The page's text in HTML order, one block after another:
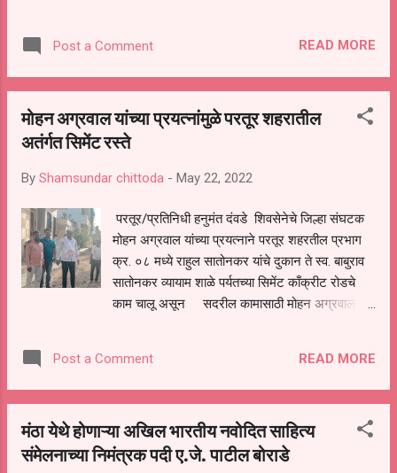
होळकर यांच्या पुतळ्यास पुष्पहार अर्पण करून अभिवादन
करण्यात आले तर राजे यशवंतराव होळकर प्रतिमापूजन
मल्हाराव होळकर यांच्या प्रतिमेचेपूज मा.श्री.बाबासाहेब
लंबाटे अण्णा यांच्या हस्ते करण्यात आले. यावेळी प्रकाश
होळकर जन्मोत्सव प्रत्येकाने आपापल्या गावात साजरा
जन्मोत्सव साजरा करुया असे सांगितले. यावेळी लिंबाजी
महानोर साहेब, प्रकाश बुधनर, अमर वाघमोडे ,सतीश
लंबाटे, सुधाकर वैद्य ,शीतल मतकर, कोळेकर मनोज, आदी
स...
Post a Comment READ MORE
मोहन अग्रवाल यांच्या प्रयत्नांमुळे परतूर शहरातील
अतंर्गत सिमेंट रस्ते
By Shamsundar chittoda - May 22, 2022
परतूर/प्रतिनिधी हनुमंत दंवडे शिवसेनेचे जिल्हा संघटक
मोहन अग्रवाल यांच्या प्रयत्नाने परतूर शहरतील प्रभाग
क्र. ०८ मध्ये राहुल सातोनकर यांचे दुकान ते स्व. बाबुराव
सातोनकर व्यायाम शाळे पर्यतच्या सिमेंट काँक्रीट रोडचे
काम चालू असून सदरील कामासाठी मोहन अग्रवाल
नगरसेवक मोहन अग्रवाल व शोभाताई लड्डा यांनी खूप
शर्यतीचे प्रयत्न करून निधी उपल्ब्ध केला आहे. अग्रवाल
होत आहेत. प्रत्येक्षात सिमेंट रस्त्याचे काम सुरु झाल्यावर
येथील नागरिकांनी अग्रवाल व सौ.लड्डा यांचे आभार
Post a Comment READ MORE
मंठा येथे होणाऱ्या अखिल भारतीय नवोदित साहित्य
संमेलनाच्या निमंत्रक पदी ए.जे. पाटील बोराडे